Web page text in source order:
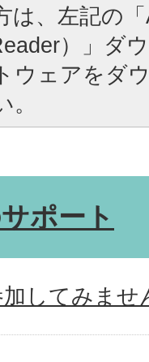
は、左記の
）」ダ
ウェアをダ
ポート
加してみませ